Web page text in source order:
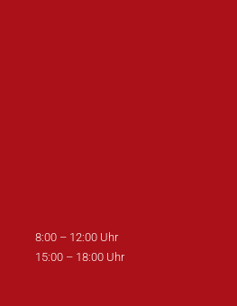
8:00 – 12:00 Uhr
15:00 – 18:00 Uhr